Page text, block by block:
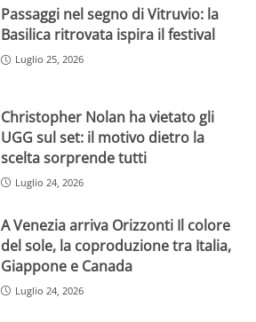
Passaggi nel segno di Vitruvio: la
Basilica ritrovata ispira il festival
Luglio 25, 2026
Christopher Nolan ha vietato gli
UGG sul set: il motivo dietro la
scelta sorprende tutti
Luglio 24, 2026
A Venezia arriva Orizzonti Il colore
del sole, la coproduzione tra Italia,
Giappone e Canada
Luglio 24, 2026